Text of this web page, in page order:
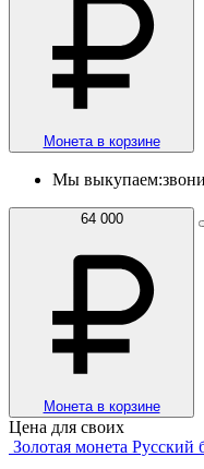
Монета в корзине
Мы выкупаем:
64 000
Монета в корзине
Цена для своих
Золотая монета Русский